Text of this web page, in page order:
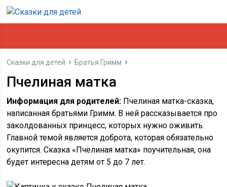
Сказки для детей Братья Гримм
Пчелиная матка
Информация для родителей: Пчелиная матка-сказка,
написанная братьями Гримм. В ней рассказывается про
заколдованных принцесс, которых нужно оживить.
Главной темой является доброта, которая обязательно
окупится. Сказка «Пчелиная матка» поучительная, она
будет интересна детям от 5 до 7 лет.